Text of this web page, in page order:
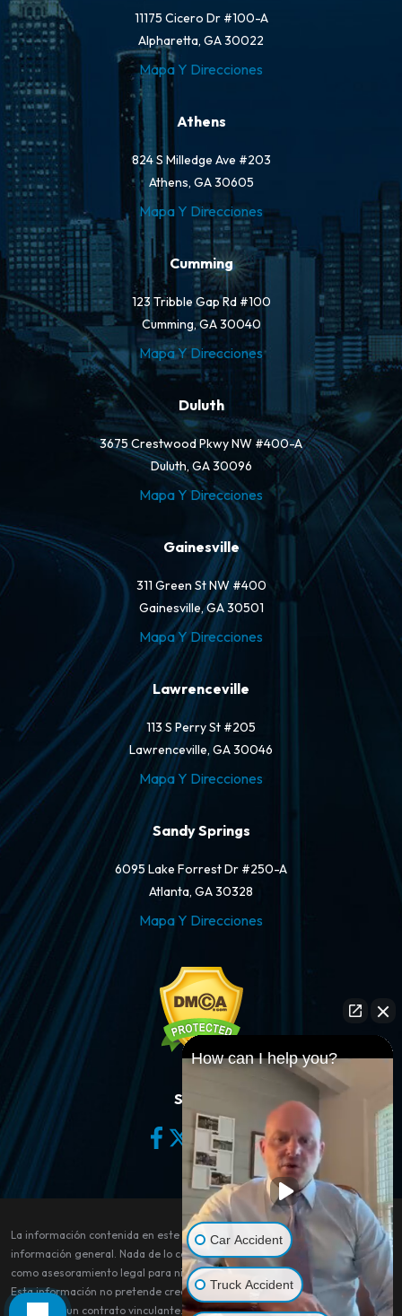
11175 Cicero Dr #100-A
Alpharetta, GA 30022
Mapa Y Direcciones
Athens
824 S Milledge Ave #203
Athens, GA 30605
Mapa Y Direcciones
Cumming
123 Tribble Gap Rd #100
Cumming, GA 30040
Mapa Y Direcciones
Duluth
3675 Crestwood Pkwy NW #400-A
Duluth, GA 30096
Mapa Y Direcciones
Gainesville
311 Green St NW #400
Gainesville, GA 30501
Mapa Y Direcciones
Lawrenceville
113 S Perry St #205
Lawrenceville, GA 30046
Mapa Y Direcciones
Sandy Springs
6095 Lake Forrest Dr #250-A
Atlanta, GA 30328
Mapa Y Direcciones
Síganos
La información contenida en este sitio web es sólo para fines de
información general. Nada de lo contenido en este sitio debe tomarse
como asesoramiento legal para ningún caso o situación individual.
Esta información no pretende crear, y su recepción o visualización no
constituye un contrato vinculante.
How can I help you?
Car Accident
Truck Accident